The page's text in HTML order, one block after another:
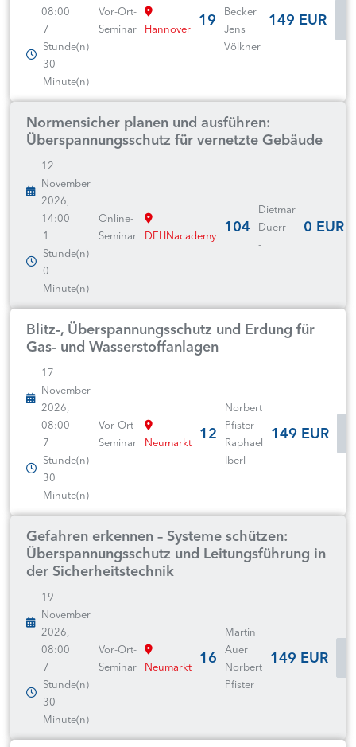
08:00
7
Stunde(n)
30
Minute(n)
Vor-Ort-
Seminar
Hannover 19
Becker
Jens
Völkner
149 EUR
Normensicher planen und ausführen:
Überspannungsschutz für vernetzte Gebäude
12
November
2026,
14:00
1
Stunde(n)
0
Minute(n)
Online-
Seminar
DEHNacademy 104
Dietmar
Duerr
-
0 EUR
Blitz-, Überspannungsschutz und Erdung für
Gas- und Wasserstoffanlagen
17
November
2026,
08:00
7
Stunde(n)
30
Minute(n)
Vor-Ort-
Seminar
Neumarkt 12
Norbert
Pfister
Raphael
Iberl
149 EUR
Gefahren erkennen – Systeme schützen:
Überspannungsschutz und Leitungsführung in
der Sicherheitstechnik
19
November
2026,
08:00
7
Stunde(n)
30
Minute(n)
Vor-Ort-
Seminar
Neumarkt 16
Martin
Auer
Norbert
Pfister
149 EUR